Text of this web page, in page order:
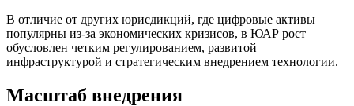
В отличие от других юрисдикций, где цифровые активы
популярны из-за экономических кризисов, в ЮАР рост
обусловлен четким регулированием, развитой
инфраструктурой и стратегическим внедрением технологии.
Масштаб внедрения